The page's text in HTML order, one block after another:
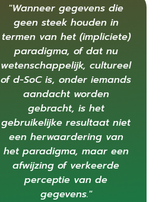
"Wanneer gegevens die
geen steek houden in
termen van het (impliciete)
paradigma, of dat nu
wetenschappelijk, cultureel
of d-SoC is, onder iemands
aandacht worden
gebracht, is het
gebruikelijke resultaat niet
een herwaardering van
het paradigma, maar een
afwijzing of verkeerde
perceptie van de
gegevens."